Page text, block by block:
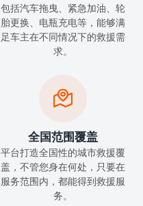
包括汽车拖曳、紧急加油、轮
胎更换、电瓶充电等，能够满
足车主在不同情况下的救援需
求。

全国范围覆盖
平台打造全国性的城市救援覆
盖，不管您身在何处，只要在
服务范围内，都能得到救援服
务。